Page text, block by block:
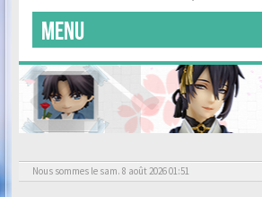
MENU
Nous sommes le sam. 8 août 2026 01:51